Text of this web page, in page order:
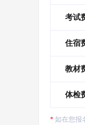
考试
住宿
教材
体检
如在您报